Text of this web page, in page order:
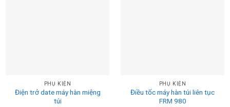
PHỤ KIỆN
Điện trở date máy hàn miệng
túi
PHỤ KIỆN
Điều tốc máy hàn túi liên tục
FRM 980